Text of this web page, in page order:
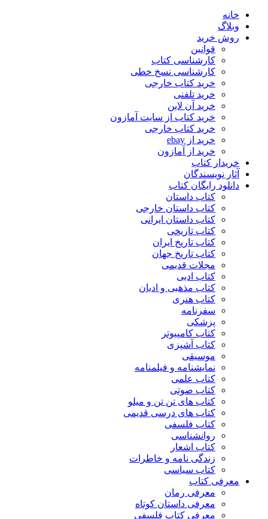
خانه
وبلاگ
روش خرید
قوانین
کارشناسی کتاب
کارشناسی نسخ خطی
خرید کتاب خارجی
خرید تلفنی
خرید آن لاین
خرید کتاب از سایت آمازون
خرید کتاب خارجی
خرید از ebay
خرید از آمازون
خریدار کتاب
آثار نویسندگان
دانلود رایگان کتاب
کتاب داستان
کتاب داستان خارجی
کتاب داستان ایرانی
کتاب تاریخی
کتاب تاریخ ایران
کتاب تاریخ جهان
مجلات قدیمی
کتاب ادبی
کتاب مذهبی و ادیان
کتاب هنری
سفرنامه
پزشکی
کتاب کامپیوتر
کتاب آشپزی
موسیقی
نمایشنامه و فیلمنامه
کتاب علمی
کتاب صوتی
کتاب های تن تن و میلو
کتاب های درسی قدیمی
کتاب فلسفی
روانشناسی
کتاب اشعار
زندگی نامه و خاطرات
کتاب سیاسی
معرفی کتاب
معرفی رمان
معرفی داستان کوتاه
معرفی کتاب فلسفی